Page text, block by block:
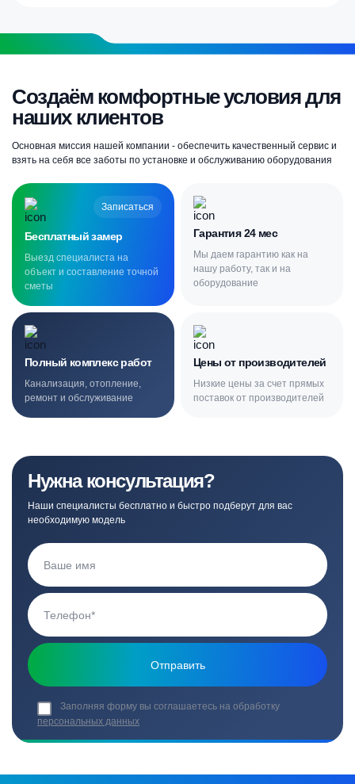
Создаём комфортные условия для
наших клиентов
Основная миссия нашей компании - обеспечить качественный сервис и
взять на себя все заботы по установке и обслуживанию оборудования
Записаться
Бесплатный замер
Выезд специалиста на
объект и составление точной
сметы
Гарантия 24 мес
Мы даем гарантию как на
нашу работу, так и на
оборудование
Полный комплекс работ
Канализация, отопление,
ремонт и обслуживание
Цены от производителей
Низкие цены за счет прямых
поставок от производителей
Нужна консультация?
Наши специалисты бесплатно и быстро подберут для вас
необходимую модель
Заполняя форму вы соглашаетесь на обработку
персональных данных